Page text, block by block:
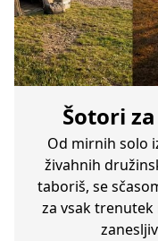
Šotori
Od mirnih solo
živahnih
taboriš, se
za vsak